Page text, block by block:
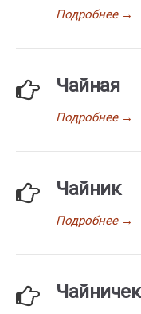
Подробнее→
Чайная
Подробнее→
Чайник
Подробнее→
Чайничек